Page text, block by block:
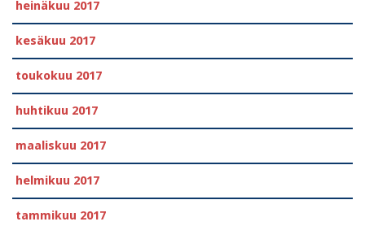
heinäkuu 2017
kesäkuu 2017
toukokuu 2017
huhtikuu 2017
maaliskuu 2017
helmikuu 2017
tammikuu 2017